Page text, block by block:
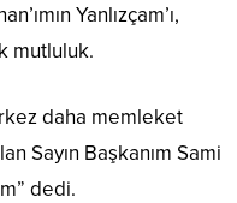
Yanlızçam’ı,
mutluluk.
daha memleket
Sayın Başkanım Sami
dedi.